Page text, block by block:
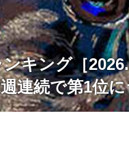
キング［
連続で第1位